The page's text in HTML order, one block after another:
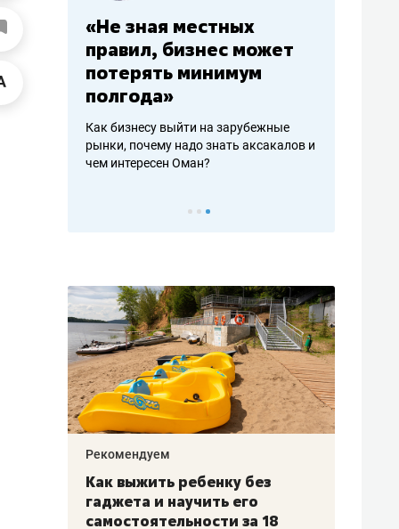
работа «Не зная местных
правил, бизнес может
потерять минимум
полгода»
Как бизнесу выйти на зарубежные
рынки, почему надо знать аксакалов и
чем интересен Оман?
Рекомендуем
Как выжить ребенку без
гаджета и научить его
самостоятельности за 18